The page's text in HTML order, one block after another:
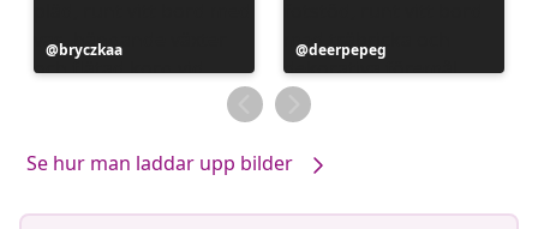
Inlägg
publicerat
bryczkaa
Inlägg
publicerat
av
deerpepeg
Se hur man laddar upp bilder